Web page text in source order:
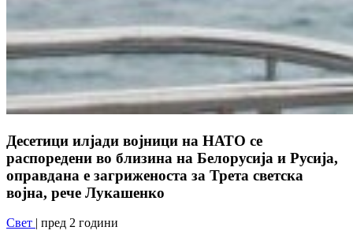
Десетици илјади војници на НАТО се
распоредени во близина на Белорусија и Русија,
оправдана е загриженоста за Трета светска
војна, рече Лукашенко
Свет | пред 2 години